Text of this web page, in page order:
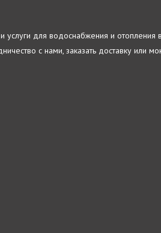
для водоснабжения и
с нами, заказать доставку или